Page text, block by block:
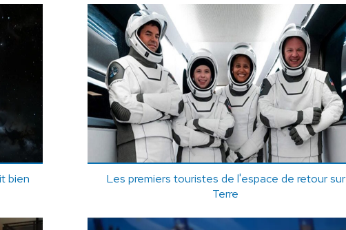
bien
Les premiers touristes de l'espace de retour sur
Terre